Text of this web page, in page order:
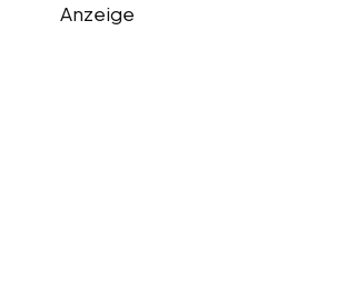
Anzeige